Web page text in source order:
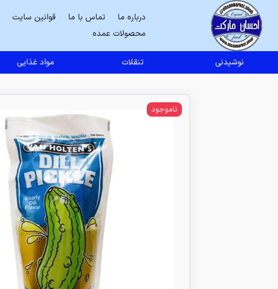
درباره ما تماس با ما قوانین سایت
محصولات عمده
نوشیدنی تنقلات مواد غذایی
ناموجود